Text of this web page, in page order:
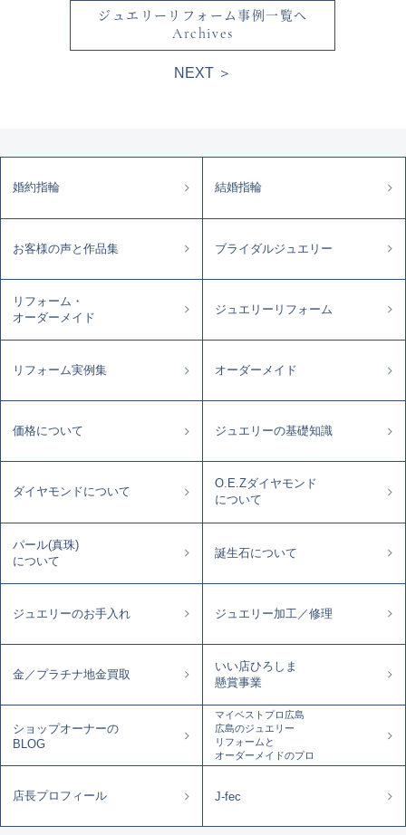
ジュエリーリフォーム事例一覧へ
Archives
NEXT ＞
婚約指輪 結婚指輪
お客様の声と作品集 ブライダルジュエリー
リフォーム・
オーダーメイド
ジュエリーリフォーム
リフォーム実例集 オーダーメイド
価格について ジュエリーの基礎知識
ダイヤモンドについて
O.E.Zダイヤモンド
について
パール(真珠)
について
誕生石について
ジュエリーのお手入れ ジュエリー加工／修理
金／プラチナ地金買取
いい店ひろしま
懸賞事業
ショップオーナーの
BLOG
マイベストプロ広島
広島のジュエリー
リフォームと
オーダーメイドのプロ
店長プロフィール J-fec